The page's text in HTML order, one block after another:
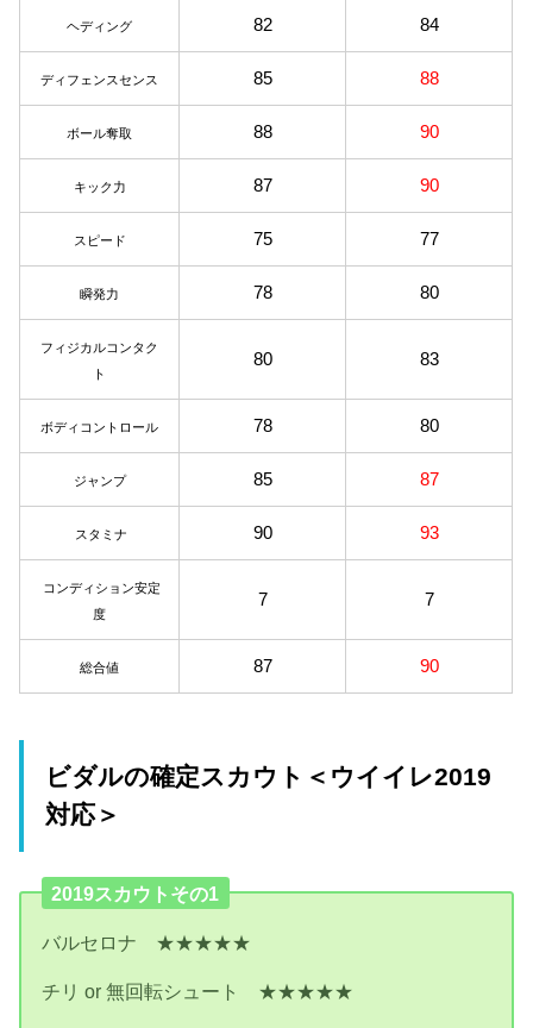
ヘディング 82 84
ディフェンスセンス 85 88
ボール奪取 88 90
キック力 87 90
スピード 75 77
瞬発力 78 80
フィジカルコンタク
ト
80 83
ボディコントロール 78 80
ジャンプ 85 87
スタミナ 90 93
コンディション安定
度
7 7
総合値 87 90
ビダルの確定スカウト＜ウイイレ2019
対応＞
2019スカウトその1
バルセロナ ★★★★★
チリ or 無回転シュート ★★★★★